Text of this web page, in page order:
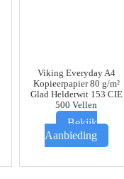
Viking Everyday A4
Kopieerpapier 80 g/m²
Glad Helderwit 153 CIE
500 Vellen
Bekijk
Aanbieding